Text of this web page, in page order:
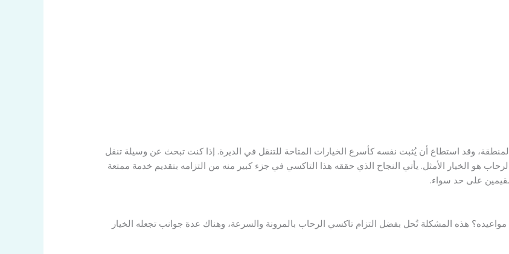
وقد استطاع أن يُثبت نفسه كأسرع الخيارات المتاحة للتنقل في الديرة. إذا كنت تبحث عن وسيلة تنقل
هو الخيار الأمثل. يأتي النجاح الذي حققه هذا التاكسي في جزء كبير منه من التزامه بتقديم خدمة ممتعة
على حد سواء.
هذه المشكلة تُحل بفضل التزام تاكسي الرحاب بالمرونة والسرعة، وهناك عدة جوانب تجعله الخيار